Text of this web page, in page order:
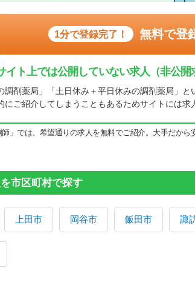
1分で登録完了！ 無料で登
イト上では公開していない求人（非公開
調剤薬局」「土日休み＋平日休みの調剤薬局」
にご紹介してしまうこともあるためサイトには求
」では、希望通りの求人を無料でご紹介。大手だから
市区町村で探す
上田市 岡谷市 飯田市 諏